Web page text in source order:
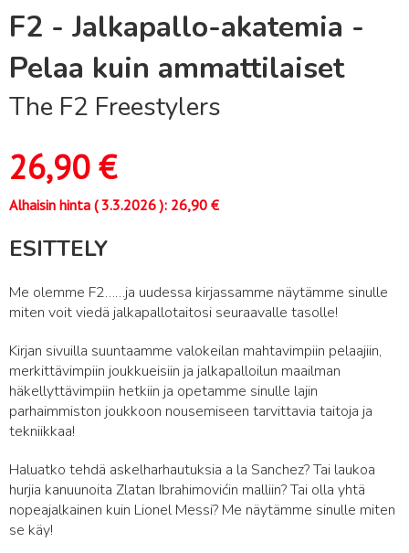
F2 - Jalkapallo-akatemia -
Pelaa kuin ammattilaiset
The F2 Freestylers
26,90€
Alhaisin hinta (3.3.2026): 26,90 €
ESITTELY
Me olemme F2……ja uudessa kirjassamme näytämme sinulle
miten voit viedä jalkapallotaitosi seuraavalle tasolle!
Kirjan sivuilla suuntaamme valokeilan mahtavimpiin pelaajiin,
merkittävimpiin joukkueisiin ja jalkapalloilun maailman
häkellyttävimpiin hetkiin ja opetamme sinulle lajin
parhaimmiston joukkoon nousemiseen tarvittavia taitoja ja
tekniikkaa!
Haluatko tehdä askelharhautuksia a la Sanchez? Tai laukoa
hurjia kanuunoita Zlatan Ibrahimovićin malliin? Tai olla yhtä
nopeajalkainen kuin Lionel Messi? Me näytämme sinulle miten
se käy!